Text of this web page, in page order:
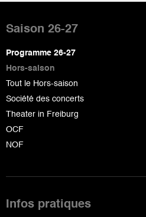
de
page
Saison 26-27
Programme 26-27
Hors-saison
Tout le Hors-saison
Société des concerts
Theater in Freiburg
OCF
NOF
Infos pratiques